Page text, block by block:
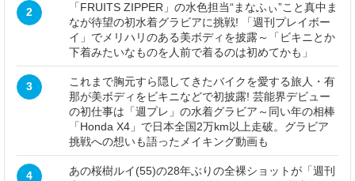
2
「FRUITS ZIPPER」の水色担当“まなふぃ”こと真中ま
なが待望の初水着グラビアに挑戦! 「週刊プレイボー
イ」でメリハリのある美ボディを披露～「ビキニとか
下着みたいなものを人前で着るのは初めてかも」
3
これまで胸元すら隠してきたバイクを愛する旅人・有
那が美ボディをビキニなどで初披露! 芸能界デビュー
の初仕事は「週プレ」の水着グラビア～同い年の相棒
「Honda X4」で日本全国2万km以上走破。グラビア
挑戦への想いも語ったメイキング動画も
4
あの桜樹ルイ(55)の28年ぶりの全裸ショットが「週刊